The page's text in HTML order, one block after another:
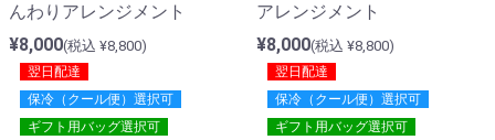
んわりアレンジメント
¥8,000(税込 ¥8,800)
翌日配達
保冷（クール便）選択可
ギフト用バッグ選択可
アレンジメント
¥8,000(税込 ¥8,800)
翌日配達
保冷（クール便）選択可
ギフト用バッグ選択可